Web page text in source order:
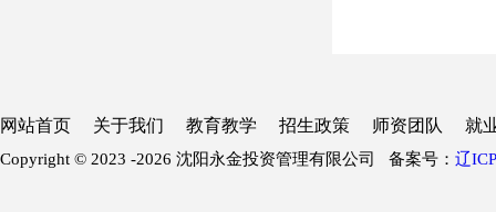
网站首页 关于我们 教育教学 招生政策 师资团队 就
Copyright © 2023 -2026 沈阳永金投资管理有限公司 备案号： 辽